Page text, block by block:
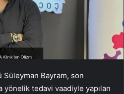
Bayram, son
tedavi vaadiyle yapılan